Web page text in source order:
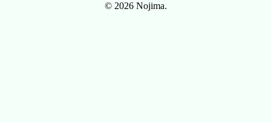
© 2026 Nojima.